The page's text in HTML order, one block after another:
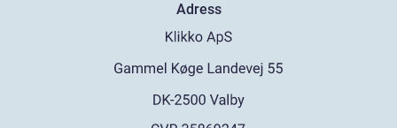
Adress